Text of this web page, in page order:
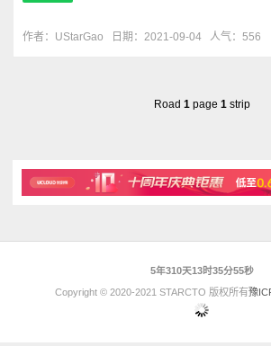
作者：UStarGao 日期：2021-09-04 人气：556
Road 1page 1strip
5年310天13时35分55秒
Copyright © 2020-2021 STARCTO 版权所有豫